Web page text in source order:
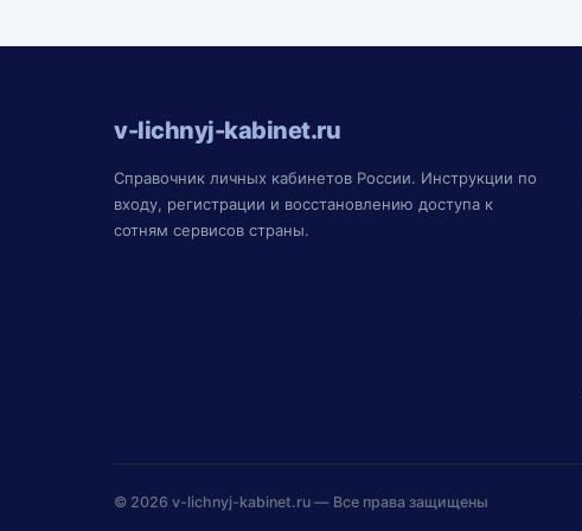
v-lichnyj-kabinet.ru
Справочник личных кабинетов России. Инструкции по
входу, регистрации и восстановлению доступа к
сотням сервисов страны.
© 2026 v-lichnyj-kabinet.ru — Все права защищены